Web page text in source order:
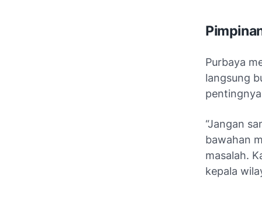
Purbaya
langsung
“Jangan
bawahan
masalah.
kepala